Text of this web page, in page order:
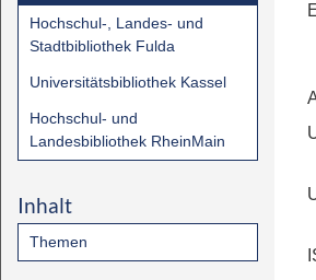
Hochschul-, Landes- und
Stadtbibliothek Fulda
Universitätsbibliothek Kassel
Hochschul- und
Landesbibliothek RheinMain
Inhalt
Themen